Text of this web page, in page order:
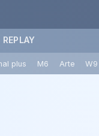
REPLAY
plus M6 Arte W9